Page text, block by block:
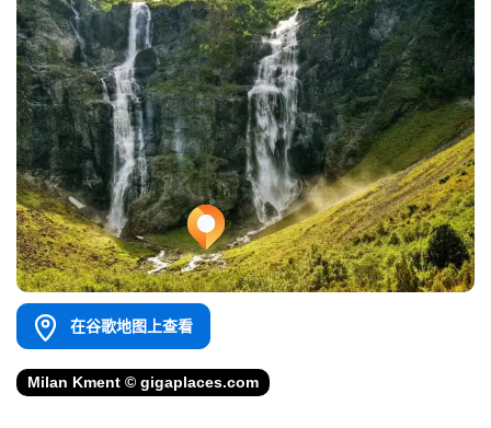
在谷歌地图上查看
Milan Kment © gigaplaces.com